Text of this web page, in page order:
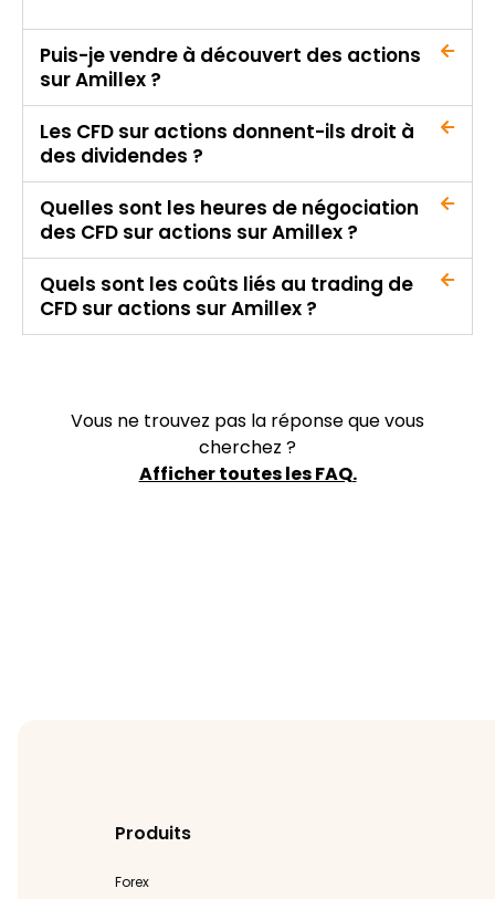
Puis-je vendre à découvert des actions
sur Amillex ?
Les CFD sur actions donnent-ils droit à
des dividendes ?
Quelles sont les heures de négociation
des CFD sur actions sur Amillex ?
Quels sont les coûts liés au trading de
CFD sur actions sur Amillex ?
Vous ne trouvez pas la réponse que vous
cherchez ?
Afficher toutes les FAQ.
Produits
Forex